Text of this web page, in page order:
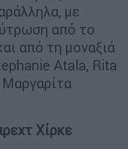
με
από το
από τη μοναξιά
Atala, Rita
Χίρκε